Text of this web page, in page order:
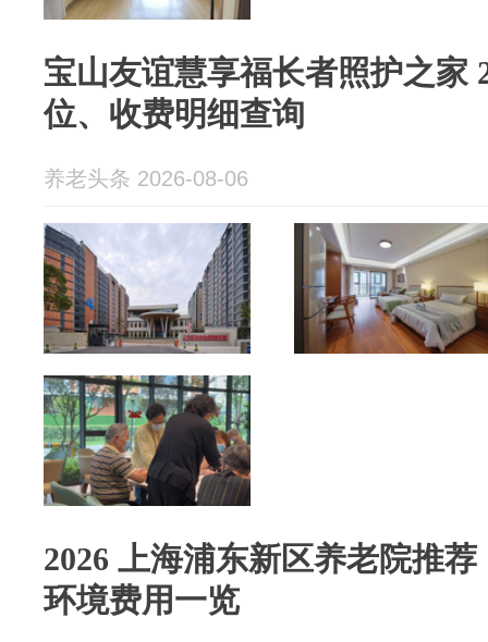
宝山友谊慧享福长者照护之家
位、收费明细查询
养老头条 2026-08-06
2026 上海浦东新区养老院推
环境费用一览